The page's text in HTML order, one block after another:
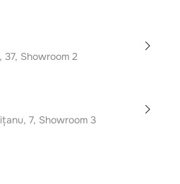
37, Showroom 2
7, Showroom 3